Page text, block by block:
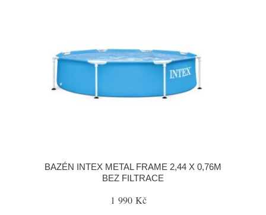
BAZÉN INTEX METAL FRAME 2,44 X 0,76M
BEZ FILTRACE
1 990 Kč